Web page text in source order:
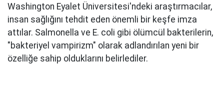
Washington Eyalet Üniversitesi'ndeki araştırmacılar,
insan sağlığını tehdit eden önemli bir keşfe imza
attılar. Salmonella ve E. coli gibi ölümcül bakterilerin,
"bakteriyel vampirizm" olarak adlandırılan yeni bir
özelliğe sahip olduklarını belirlediler.